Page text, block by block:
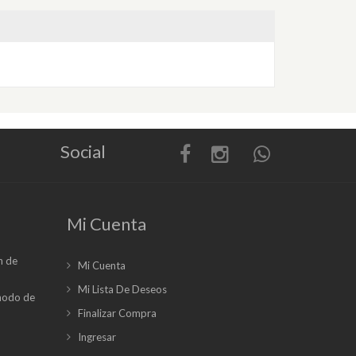
Social
de
de
Mi Cuenta
Mi Cuenta
Mi Lista De Deseos
Finalizar Compra
Ingresar